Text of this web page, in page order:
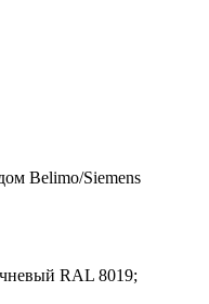
Belimo/Siemens
RAL 8019;